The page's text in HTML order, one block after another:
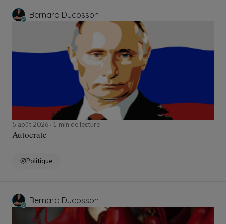
Bernard Ducosson
5 août 2026 1 min de lecture
Autocrate
Politique
Bernard Ducosson